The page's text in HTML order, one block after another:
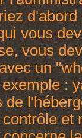
vous
vous
un
:
et